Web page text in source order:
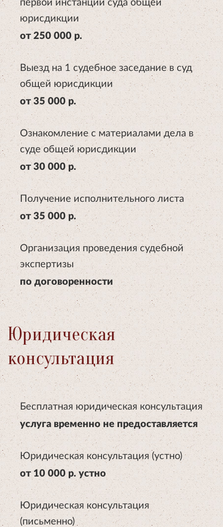
юрисдикции
от 250 000 р.
Выезд на 1 судебное заседание в суд
общей юрисдикции
от 35 000 р.
Ознакомление с материалами дела в
суде общей юрисдикции
от 30 000 р.
Получение исполнительного листа
от 35 000 р.
Организация проведения судебной
экспертизы
по договоренности
Юридическая
консультация
Бесплатная юридическая консультация
услуга временно не предоставляется
Юридическая консультация (устно)
от 10 000 р. устно
Юридическая консультация
(письменно)